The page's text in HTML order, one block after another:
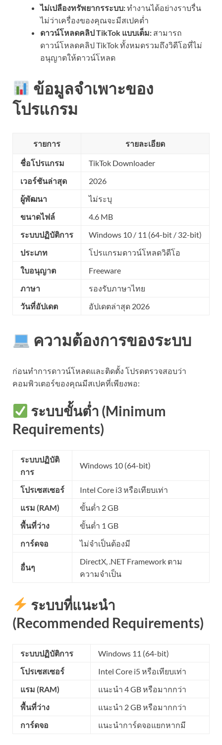
ไม่เปลืองทรัพยากรระบบ:ทำงานได้อย่างราบรื่น
ไม่ว่าเครื่องของคุณจะมีสเปคต่ำ
ดาวน์โหลดคลิป TikTok แบบเต็ม: สามารถ
ดาวน์โหลดคลิป TikTok ทั้งหมดรวมถึงวิดีโอที่ไม่
อนุญาตให้ดาวน์โหลด
ข้อมูลจำเพาะของ
โปรแกรม
รายการ รายละเอียด
ชื่อโปรแกรม
TikTok Downloader
เวอร์ชันล่าสุด
2026
ผู้พัฒนา
ไม่ระบุ
ขนาดไฟล์
4.6 MB
ระบบปฏิบัติการ
Windows 10 / 11 (64-bit / 32-bit)
ประเภท
โปรแกรมดาวน์โหลดวิดีโอ
ใบอนุญาต
Freeware
ภาษา
รองรับภาษาไทย
วันที่อัปเดต
อัปเดตล่าสุด 2026
ความต้องการของระบบ
ก่อนทำการดาวน์โหลดและติดตั้ง โปรดตรวจสอบว่า
คอมพิวเตอร์ของคุณมีสเปคที่เพียงพอ:
ระบบขั้นต่ำ (Minimum
Requirements)
ระบบปฏิบัติ
การ
Windows 10 (64-bit)
โปรเซสเซอร์
Intel Core i3 หรือเทียบเท่า
แรม (RAM)
ขั้นต่ำ 2 GB
พื้นที่ว่าง
ขั้นต่ำ 1 GB
การ์ดจอ
ไม่จำเป็นต้องมี
อื่นๆ
DirectX, .NET Framework ตาม
ความจำเป็น
ระบบที่แนะนำ
(Recommended Requirements)
ระบบปฏิบัติการ
Windows 11 (64-bit)
โปรเซสเซอร์
Intel Core i5 หรือเทียบเท่า
แรม (RAM)
แนะนำ 4 GB หรือมากกว่า
พื้นที่ว่าง
แนะนำ 2 GB หรือมากกว่า
การ์ดจอ
แนะนำการ์ดจอแยกหากมี